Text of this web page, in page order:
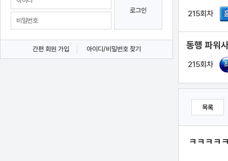
로그인
간편 회원 가입 아이디/비밀번호 찾기
215회차
동행 파워
215회차
목록
ㅋㅋㅋㅋ